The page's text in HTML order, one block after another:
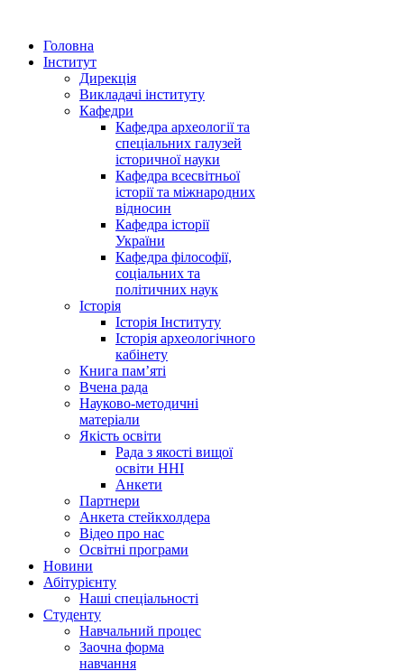
Головна
Інститут
Дирекція
Викладачі інституту
Кафедри
Кафедра археології та
спеціальних галузей
історичної науки
Кафедра всесвітньої
історії та міжнародних
відносин
Кафедра історії
України
Кафедра філософії,
соціальних та
політичних наук
Історія
Історія Інституту
Історія археологічного
кабінету
Книга памʼяті
Вчена рада
Науково-методичні
матеріали
Якість освіти
Рада з якості вищої
освіти ННІ
Анкети
Партнери
Анкета стейкхолдера
Відео про нас
Освітні програми
Hовини
Абітурієнту
Наші спеціальності
Студенту
Навчальний процес
Заочна форма
навчання